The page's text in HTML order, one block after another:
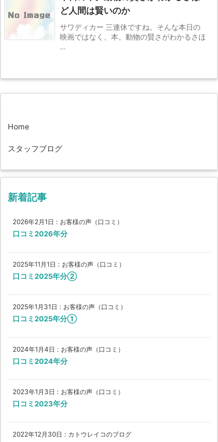
ど人間は賢いのか
サワディカー 三連休ですね。そんな本日の
映画ではなく、本。動物の賢さがわかるさほ
...
Home
スタッフブログ
新着記事
2026年2月1日 : お客様の声（口コミ）
口コミ2026年分
2025年11月1日 : お客様の声（口コミ）
口コミ2025年分②
2025年1月31日 : お客様の声（口コミ）
口コミ2025年分①
2024年1月4日 : お客様の声（口コミ）
口コミ2024年分
2023年1月3日 : お客様の声（口コミ）
口コミ2023年分
2022年12月30日 : カトウレイコのブログ